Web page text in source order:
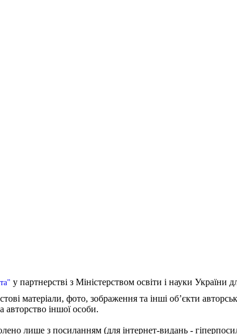
у партнерстві з Міністерством освіти і науки
матеріали, фото, зображення та інші об’єкти
авторство іншої особи.
лише з посиланням (для інтернет-видань -